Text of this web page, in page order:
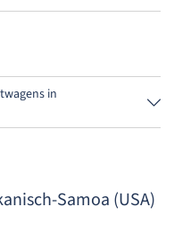
Samoa (USA)
innerhalb der
in
Stornierung während der